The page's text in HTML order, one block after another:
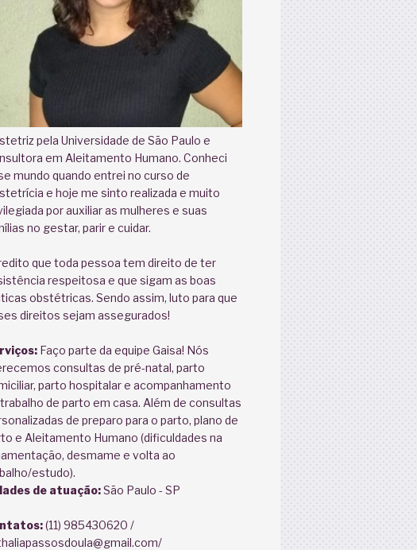
pela Universidade de São Paulo e
em Aleitamento Humano. Conheci
mundo quando entrei no curso de
e hoje me sinto realizada e muito
por auxiliar as mulheres e suas
no gestar, parir e cuidar.
que toda pessoa tem direito de ter
respeitosa e que sigam as boas
obstétricas. Sendo assim, luto para que
direitos sejam assegurados!
Faço parte da equipe Gaisa! Nós
consultas de pré-natal, parto
parto hospitalar e acompanhamento
de parto em casa. Além de consultas
de preparo para o parto, plano de
e Aleitamento Humano (dificuldades na
desmame e volta ao
estudo).
de atuação:São Paulo - SP
(11) 985430620 /